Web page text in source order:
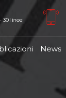
30 linee
News